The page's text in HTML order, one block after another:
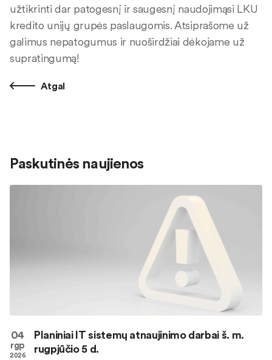
užtikrinti dar patogesnį ir saugesnį naudojimąsi LKU
kredito unijų grupės paslaugomis. Atsiprašome už
galimus nepatogumus ir nuoširdžiai dėkojame už
supratingumą!
Atgal
Paskutinės naujienos
04
rgp
2026
Planiniai IT sistemų atnaujinimo darbai š. m.
rugpjūčio 5 d.